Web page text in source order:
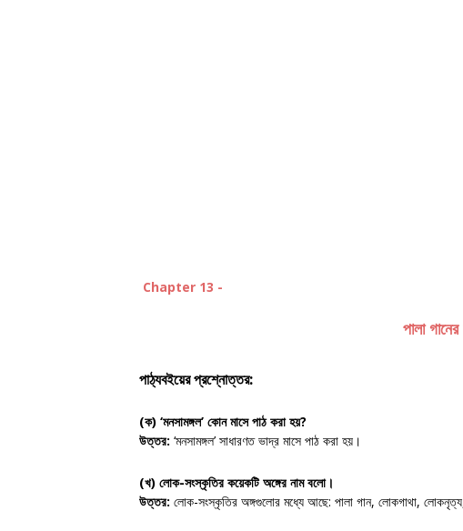
Chapter 13 -
পালা
পাঠ্যবইয়ের প্রশ্নোত্তর:
(ক) ‘মনসামঙ্গল’ কোন মাসে পাঠ করা হয়?
উত্তর: ‘মনসামঙ্গল’ সাধারণত ভাদ্র মাসে পাঠ করা হয়।
(খ) লোক-সংস্কৃতির কয়েকটি অঙ্গের নাম বলো।
উত্তর: লোক-সংস্কৃতির অঙ্গগুলোর মধ্যে আছে: পালা গান, লোকগাথা,